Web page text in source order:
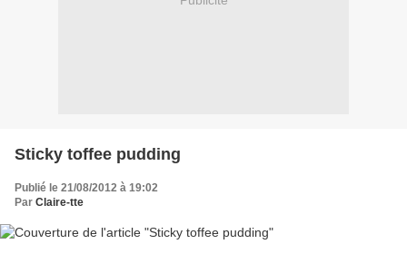
Sticky toffee pudding
Publié le 21/08/2012 à 19:02
Par Claire-tte